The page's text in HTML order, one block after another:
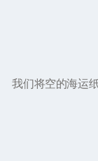
我们将空的海运